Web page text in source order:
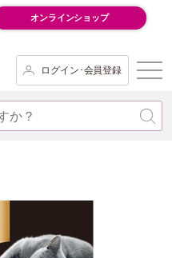
オンラインショップ
ログイン･会員登録